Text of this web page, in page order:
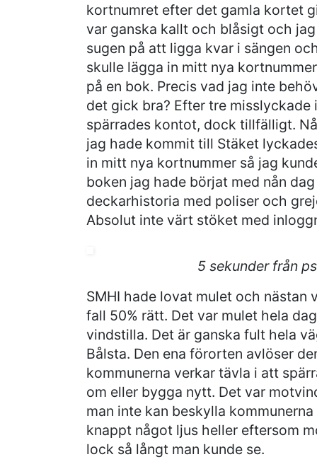
kortnumret efter det gamla kortet
var ganska kallt och blåsigt och
sugen på att ligga kvar i sängen
skulle lägga in mitt nya
på en bok. Precis vad jag inte
det gick bra? Efter tre
spärrades kontot, dock tillfälligt.
jag hade kommit till Stäket
in mitt nya kortnummer så jag
boken jag hade börjat med nån
deckarhistoria med poliser och
Absolut inte värt stöket med
5 sekunder från
SMHI hade lovat mulet och nästan
fall 50% rätt. Det var mulet hela
vindstilla. Det är ganska fult hela
Bålsta. Den ena förorten avlöser
kommunerna verkar tävla i att
om eller bygga nytt. Det var
man inte kan beskylla
knappt något ljus heller eftersom
lock så långt man kunde se.